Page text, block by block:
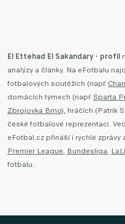
El Ettehad El Sakandary - profil
analýzy a články. Na eFotbalu
fotbalových soutěžích (např.
domácích týmech (např. Sparta
Zbrojovka Brno), hráčích (Patrik
české fotbalové reprezentaci.
eFotbal.cz přináší i rychlé zprávy
Premier League, Bundesliga,
fotbalu.